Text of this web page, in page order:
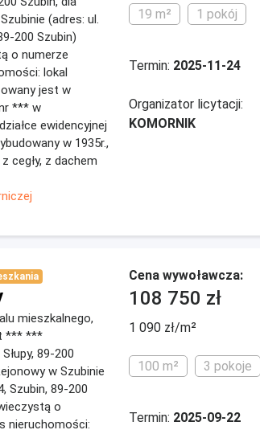
(adres: ul.
200 Szubin)
o numerze
lokal
jest w
*** w
ewidencyjnej
w 1935r.,
cegły, z dachem
19 m² 1 pokój
Termin: 2025-11-24
Organizator licytacji:
KOMORNIK
mieszkalnego,
*** ***
89-200
w Szubinie
Szubin, 89-200
o
nieruchomości:
Cena wywoławcza:
108 750 zł
1 090 zł/m²
100 m² 3 pokoje
Termin: 2025-09-22